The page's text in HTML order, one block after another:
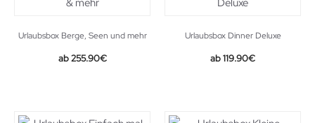
Urlaubsbox Berge, Seen und mehr
255.90€
Urlaubsbox Dinner Deluxe
119.90€